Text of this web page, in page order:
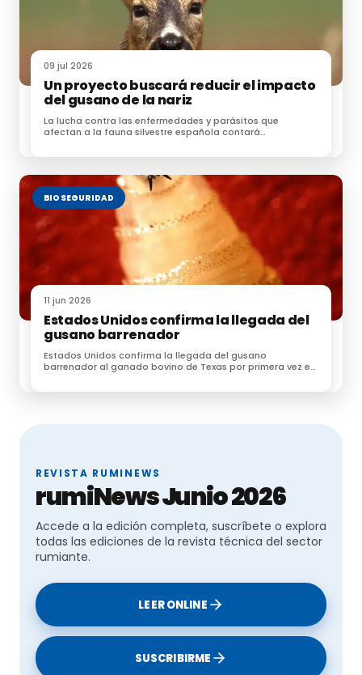
09 jul 2026
Un proyecto buscará reducir el impacto
del gusano de la nariz
La lucha contra las enfermedades y parásitos que
afectan a la fauna silvestre española contará
BIOSEGURIDAD
11 jun 2026
Estados Unidos confirma la llegada del
gusano barrenador
Estados Unidos confirma la llegada del gusano
barrenador al ganado bovino de Texas por primera vez en
REVISTA RUMINEWS
rumiNews Junio 2026
Accede a la edición completa, suscríbete o explora
todas las ediciones de la revista técnica del sector
rumiante.
LEER ONLINE
SUSCRIBIRME